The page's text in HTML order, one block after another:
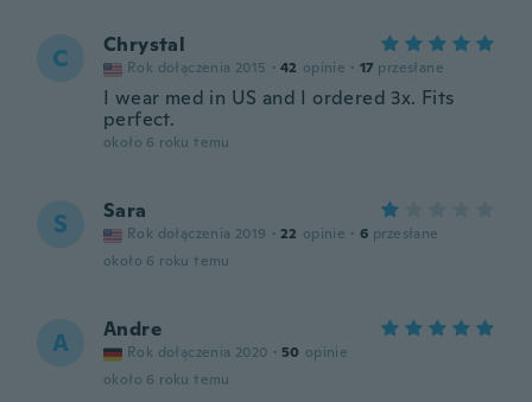
C Chrystal
Rok dołączenia 2015 · 42 opinie · 17 przesłane
I wear med in US and I ordered 3x. Fits
perfect.
około 6 roku temu
S Sara
Rok dołączenia 2019 · 22 opinie · 6 przesłane
około 6 roku temu
A Andre
Rok dołączenia 2020 · 50 opinie
około 6 roku temu